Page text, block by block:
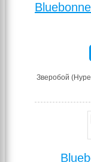
Зверобой